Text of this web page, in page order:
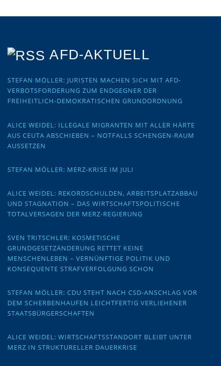
AFD-AKTUELL
STEFAN MÖLLER: JURISTEN MACHEN SICH MIT AFD-
VERBOTSFORDERUNG ZUM ENDGEGNER DER
FREIHEITLICH-DEMOKRATISCHEN GRUNDORDNUNG
ALICE WEIDEL: ILLEGALE MIGRANTEN MIT ALLER HÄRTE
AUS CEUTA ABSCHIEBEN – NOTFALLS SCHENGEN-RAUM
AUSSETZEN
STEFAN MÖLLER: MERZ-KRISE IM JULI
ALICE WEIDEL: REKORDSCHULDEN, ARBEITSPLATZABBAU
UND STAGNATION – DAS WIRTSCHAFTSPOLITISCHE
TOTALVERSAGEN DER MERZ-REGIERUNG
SVEN TRITSCHLER: KOSMETISCHE
GRUNDGESETZÄNDERUNG RETTET KEINE
MENSCHENLEBEN – VERNÜNFTIGE POLITIK UND
KONSEQUENTE STRAFVERFOLGUNG SCHON
STEFAN MÖLLER: CDU STEHT NACH CSD-ANSCHLAG VOR
DEM SCHERBENHAUFEN LEICHTFERTIG VERLIEHENER
STAATSBÜRGERSCHAFTEN
ALICE WEIDEL: WIRTSCHAFTSSTANDORT BLEIBT UNTER
MERZ IN STRUKTURELLER DAUERKRISE